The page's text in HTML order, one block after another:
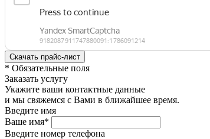
* Обязательные поля
Заказать услугу
Укажите ваши контактные данные
и мы свяжемся с Вами в ближайшее время.
Введите имя
Ваше имя*
Введите номер телефона